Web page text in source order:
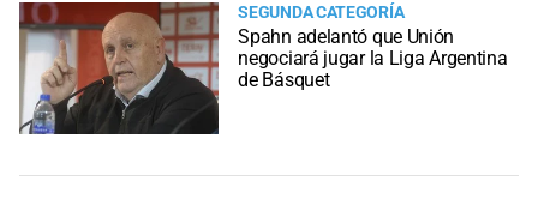
SEGUNDA CATEGORÍA
Spahn adelantó que Unión
negociará jugar la Liga Argentina
de Básquet